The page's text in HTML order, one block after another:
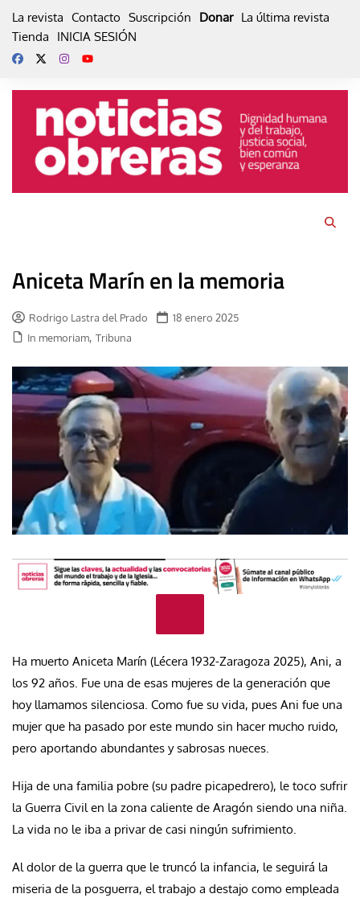
La revista Contacto Suscripción Donar La última revista
Tienda
INICIA SESIÓN
Aniceta Marín en la memoria
Rodrigo Lastra del Prado
18 enero 2025
In memoriam, Tribuna
Ha muerto Aniceta Marín (Lécera 1932-Zaragoza 2025), Ani, a
los 92 años. Fue una de esas mujeres de la generación que
hoy llamamos silenciosa. Como fue su vida, pues Ani fue una
mujer que ha pasado por este mundo sin hacer mucho ruido,
pero aportando abundantes y sabrosas nueces.
Hija de una familia pobre (su padre picapedrero), le toco sufrir
la Guerra Civil en la zona caliente de Aragón siendo una niña.
La vida no le iba a privar de casi ningún sufrimiento.
Al dolor de la guerra que le truncó la infancia, le seguirá la
miseria de la posguerra, el trabajo a destajo como empleada